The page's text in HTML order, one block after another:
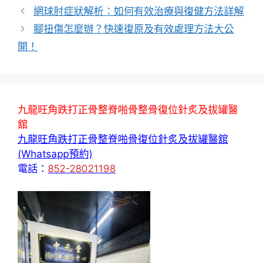
網球肘症狀解析：如何有效治療與復健方法詳解
腳扭傷怎麼辦？快速復原及有效處理方法大公
開！
九龍旺角跌打正骨整脊啪骨整骨復位針炙及拔罐醫
舘
九龍旺角跌打正骨整脊啪骨復位針炙及拔罐醫舘
(Whatsapp預約)
電話： 852-28021198